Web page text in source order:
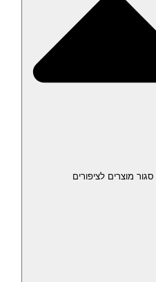
סגור מוצרים לציפורים